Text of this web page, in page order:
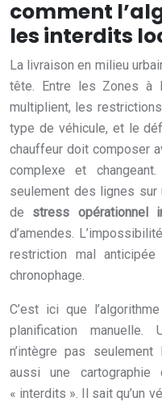
comment
les interdits
La livraison en milieu
tête. Entre les Zones à
multiplient, les
type de véhicule, et le
chauffeur doit composer
complexe et
seulement des lignes
de stress opérationnel
d’amendes.
restriction mal
chronophage.
C’est ici que
planification manuelle.
n’intègre pas
aussi une
« interdits ». Il sait qu’un